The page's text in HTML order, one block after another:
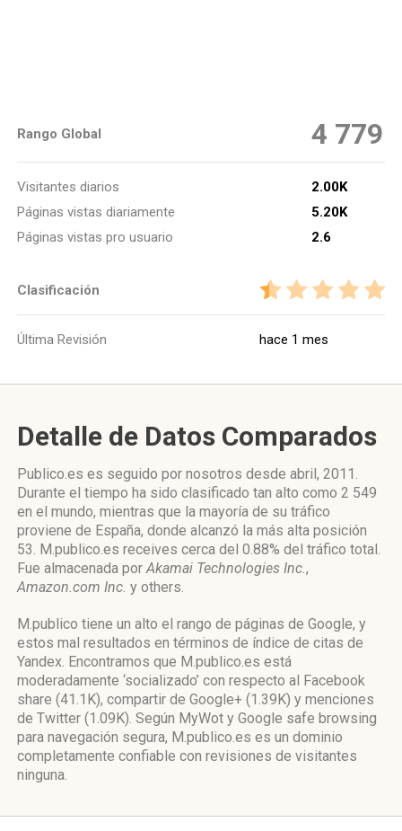
Rango Global 4 779
Visitantes diarios
2.00K
Páginas vistas diariamente
5.20K
Páginas vistas pro usuario
2.6
Clasificación
Última Revisión hace 1 mes
Detalle de Datos Comparados
Publico.es es seguido por nosotros desde abril, 2011.
Durante el tiempo ha sido clasificado tan alto como 2 549
en el mundo, mientras que la mayoría de su tráfico
proviene de España, donde alcanzó la más alta posición
53. M.publico.es receives cerca del 0.88% del tráfico total.
Fue almacenada porAkamai Technologies Inc.,
Amazon.com Inc. y others.
M.publico tiene un alto el rango de páginas de Google, y
estos mal resultados en términos de índice de citas de
Yandex. Encontramos que M.publico.es está
moderadamente ‘socializado’ con respecto al Facebook
share (41.1K), compartir de Google+ (1.39K) y menciones
de Twitter (1.09K). Según MyWot y Google safe browsing
para navegación segura, M.publico.es es un dominio
completamente confiable con revisiones de visitantes
ninguna.